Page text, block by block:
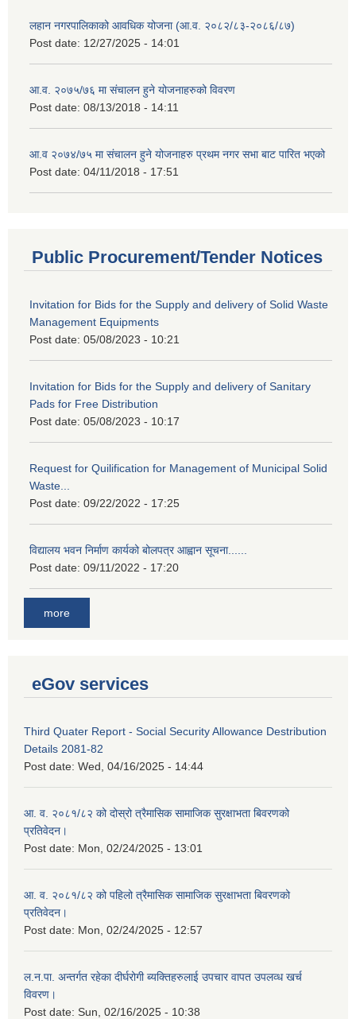
लहान नगरपालिकाको आवधिक योजना (आ.व. २०८२/८३-२०८६/८७)
Post date: 12/27/2025 - 14:01
आ.व. २०७५/७६ मा संचालन हुने योजनाहरुको विवरण
Post date: 08/13/2018 - 14:11
आ.व २०७४/७५ मा संचालन हुने योजनाहरु प्रथम नगर सभा बाट पारित भएको
Post date: 04/11/2018 - 17:51
Public Procurement/Tender Notices
Invitation for Bids for the Supply and delivery of Solid Waste
Management Equipments
Post date: 05/08/2023 - 10:21
Invitation for Bids for the Supply and delivery of Sanitary
Pads for Free Distribution
Post date: 05/08/2023 - 10:17
Request for Quilification for Management of Municipal Solid
Waste...
Post date: 09/22/2022 - 17:25
विद्यालय भवन निर्माण कार्यको बोलपत्र आह्वान सूचना......
Post date: 09/11/2022 - 17:20
more
eGov services
Third Quater Report - Social Security Allowance Destribution
Details 2081-82
Post date: Wed, 04/16/2025 - 14:44
आ. व. २०८१/८२ को दोस्रो त्रैमासिक सामाजिक सुरक्षाभता बिवरणको
प्रतिवेदन।
Post date: Mon, 02/24/2025 - 13:01
आ. व. २०८१/८२ को पहिलो त्रैमासिक सामाजिक सुरक्षाभता बिवरणको
प्रतिवेदन।
Post date: Mon, 02/24/2025 - 12:57
ल.न.पा. अन्तर्गत रहेका दीर्घरोगी ब्यक्तिहरुलाई उपचार वापत उपलव्ध खर्च
विवरण।
Post date: Sun, 02/16/2025 - 10:38